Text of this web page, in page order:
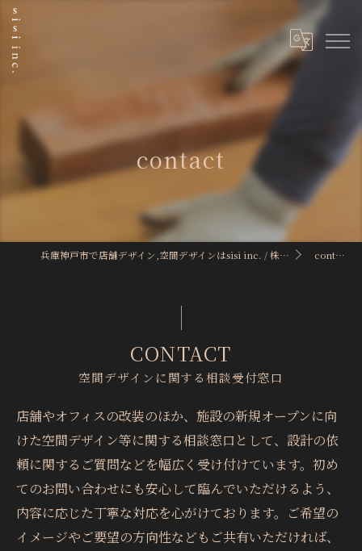
contact
兵庫神戸市で店舗デザイン,空間デザインはsisi inc. / 株式会社sisi contact
空間デザインに関する相談受付窓口
CONTACT
店舗やオフィスの改装のほか、施設の新規オープンに向
けた空間デザイン等に関する相談窓口として、設計の依
頼に関するご質問などを幅広く受け付けています。初め
てのお問い合わせにも安心して臨んでいただけるよう、
内容に応じた丁寧な対応を心がけております。ご希望の
イメージやご要望の方向性などもご共有いただければ、